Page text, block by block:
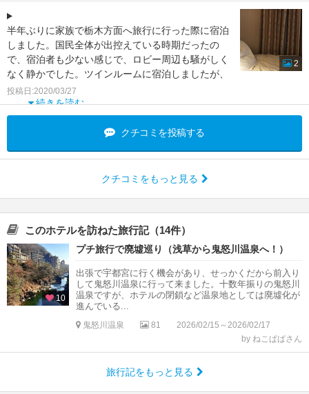
半年ぶりに家族で栃木方面へ旅行に行った際に宿泊
しました。国民全体が出控えている時期だったの
で、宿泊者も少ない感じで、ロビー周辺も騒がしく
なく静かでした。ツインルームに宿泊しましたが、
ビジネスホテルでは
続きを読む
投稿日:2020/03/27
2
クチコミを投稿する
クチコミをもっと見る
このホテルを訪ねた旅行記（14件）
10
プチ旅行で廃墟巡り（浅草から鬼怒川温泉へ！）
出張で宇都宮に行く機会があり、せっかくだから前入り
して鬼怒川温泉に行って来ました。十数年振りの鬼怒川
温泉ですが、ホテルの閉鎖など温泉地としては廃墟化が
進んでいる...
鬼怒川温泉 81
2026/02/15～2026/02/17
by ねこぱぱさん
旅行記をもっと見る